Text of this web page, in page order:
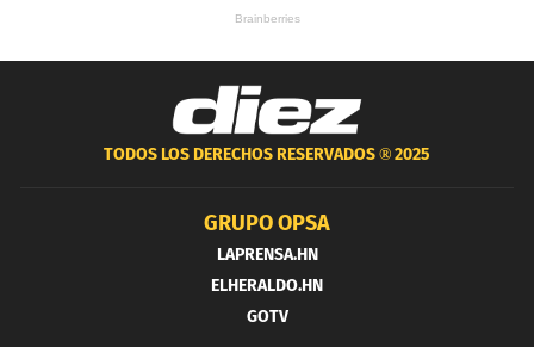
TODOS LOS DERECHOS RESERVADOS ®2025
GRUPO OPSA
LAPRENSA.HN
ELHERALDO.HN
GOTV